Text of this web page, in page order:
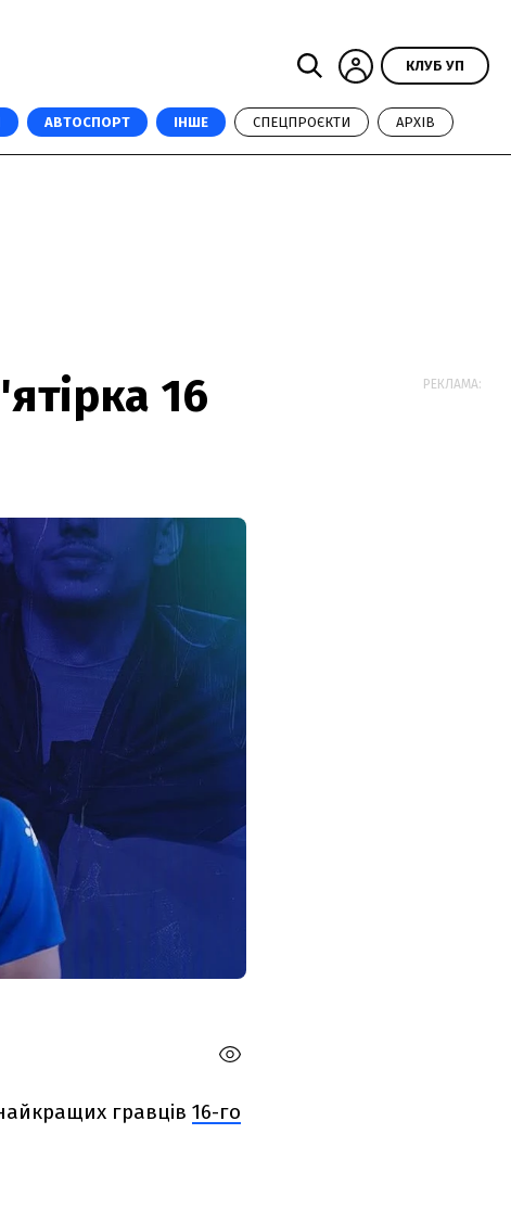
КЛУБ УП
АВТОСПОРТ ІНШЕ СПЕЦПРОЄКТИ АРХІВ
16
гравців 16-го
РЕКЛАМА: